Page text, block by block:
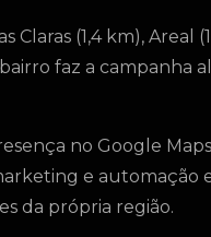
Claras (1,4 km), Areal
faz a campanha
no Google
e automação
da própria região.